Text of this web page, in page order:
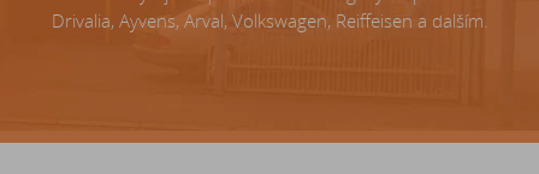
Drivalia, Ayvens, Arval, Volkswagen, Reiffeisen a dalším.